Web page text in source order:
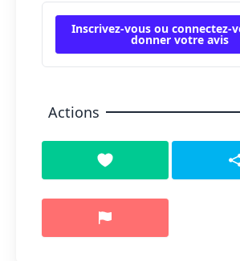
Inscrivez-vous ou connectez-
donner votre avis
Actions